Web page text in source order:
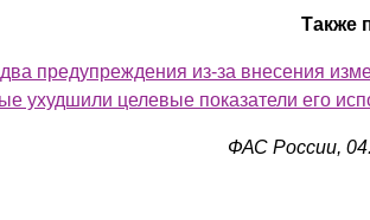
Также
предупреждения из-за внесения
ухудшили целевые показатели его
ФАС России,